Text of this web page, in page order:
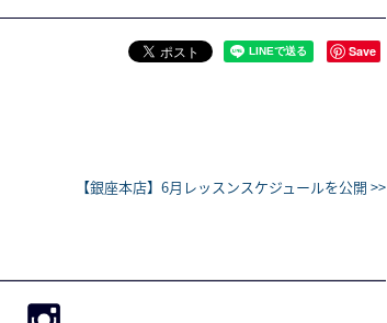
Save
【銀座本店】6月レッスンスケジュールを公開 >>